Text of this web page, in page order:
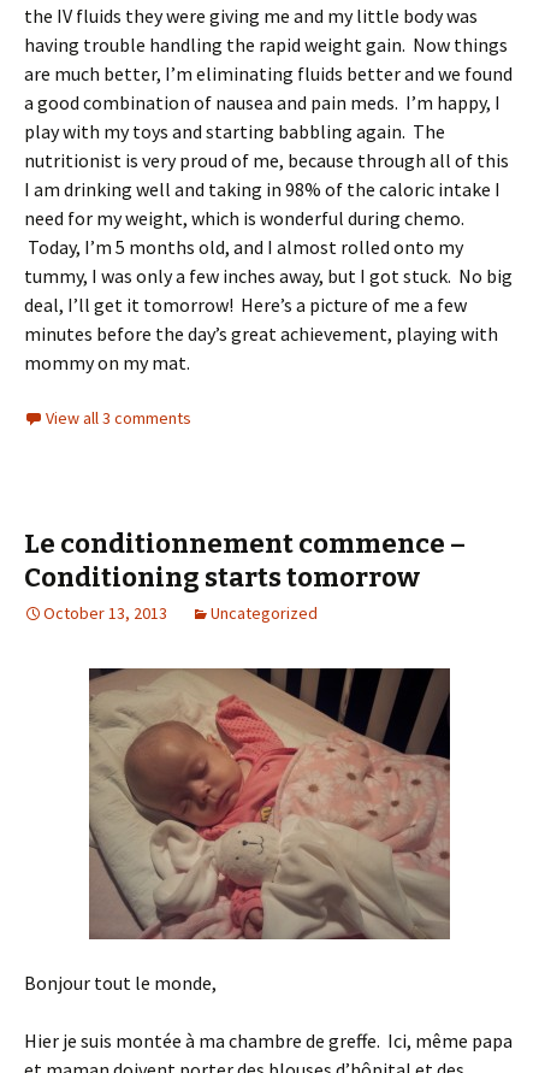
the IV fluids they were giving me and my little body was
having trouble handling the rapid weight gain. Now things
are much better, I’m eliminating fluids better and we found
a good combination of nausea and pain meds. I’m happy, I
play with my toys and starting babbling again. The
nutritionist is very proud of me, because through all of this
I am drinking well and taking in 98% of the caloric intake I
need for my weight, which is wonderful during chemo.
Today, I’m 5 months old, and I almost rolled onto my
tummy, I was only a few inches away, but I got stuck. No big
deal, I’ll get it tomorrow! Here’s a picture of me a few
minutes before the day’s great achievement, playing with
mommy on my mat.
View all 3 comments
Le conditionnement commence –
Conditioning starts tomorrow
October 13, 2013 Uncategorized
Bonjour tout le monde,
Hier je suis montée à ma chambre de greffe. Ici, même papa